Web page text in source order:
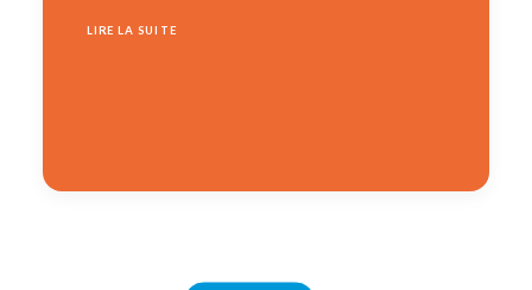
LIRE LA SUITE